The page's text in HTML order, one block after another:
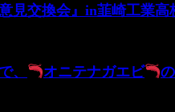
見交換会』in韮崎工業高
、 オニテナガエビ